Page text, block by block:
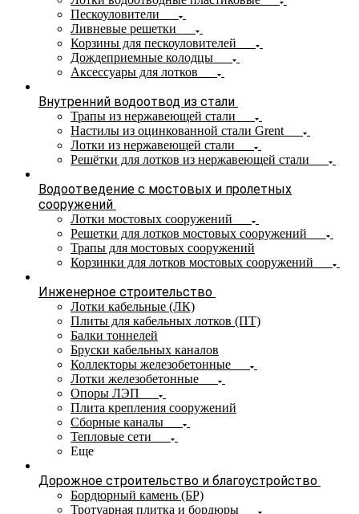
Пескоуловители
Ливневые решетки
Корзины для пескоуловителей
Дождеприемные колодцы
Аксессуары для лотков
Внутренний водоотвод из стали
Трапы из нержавеющей стали
Настилы из оцинкованной стали Grent
Лотки из нержавеющей стали
Решётки для лотков из нержавеющей стали
Водоотведение с мостовых и пролетных
сооружений
Лотки мостовых сооружений
Решетки для лотков мостовых сооружений
Трапы для мостовых сооружений
Корзинки для лотков мостовых сооружений
Инженерное строительство
Лотки кабельные (ЛК)
Плиты для кабельных лотков (ПТ)
Балки тоннелей
Бруски кабельных каналов
Коллекторы железобетонные
Лотки железобетонные
Опоры ЛЭП
Плита крепления сооружений
Сборные каналы
Тепловые сети
Еще
Дорожное строительство и благоустройство
Бордюрный камень (БР)
Тротуарная плитка и бордюры